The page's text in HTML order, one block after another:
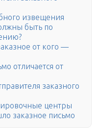
извещения
быть по
от кого —
отличается от
заказного
центры
заказное письмо